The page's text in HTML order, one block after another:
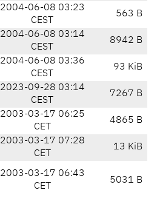
2004-06-08 03:23
CEST
563 B
2004-06-08 03:14
CEST
8942 B
2004-06-08 03:36
CEST
93 KiB
2023-09-28 03:14
CEST
7267 B
2003-03-17 06:25
CET
4865 B
2003-03-17 07:28
CET
13 KiB
2003-03-17 06:43
CET
5031 B